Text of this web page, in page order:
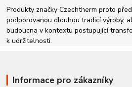
Produkty značky Czechtherm proto
podporovanou dlouhou tradicí výroby,
budoucna v kontextu postupující
k udržitelnosti.
Informace pro zákazníky